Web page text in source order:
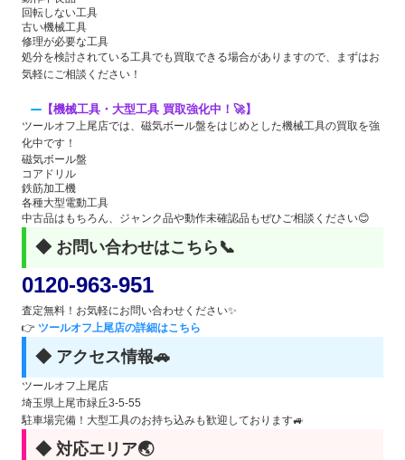
回転しない工具
古い機械工具
修理が必要な工具
処分を検討されている工具でも買取できる場合がありますので、まずはお
気軽にご相談ください！
【機械工具・大型工具 買取強化中！🚀】
ツールオフ上尾店では、磁気ボール盤をはじめとした機械工具の買取を強
化中です！
磁気ボール盤
コアドリル
鉄筋加工機
各種大型電動工具
中古品はもちろん、ジャンク品や動作未確認品もぜひご相談ください😊
◆ お問い合わせはこちら📞
0120-963-951
査定無料！お気軽にお問い合わせください✨
👉 ツールオフ上尾店の詳細はこちら
◆ アクセス情報🚗
ツールオフ上尾店
埼玉県上尾市緑丘3-5-55
駐車場完備！大型工具のお持ち込みも歓迎しております🚙
◆ 対応エリア🌏